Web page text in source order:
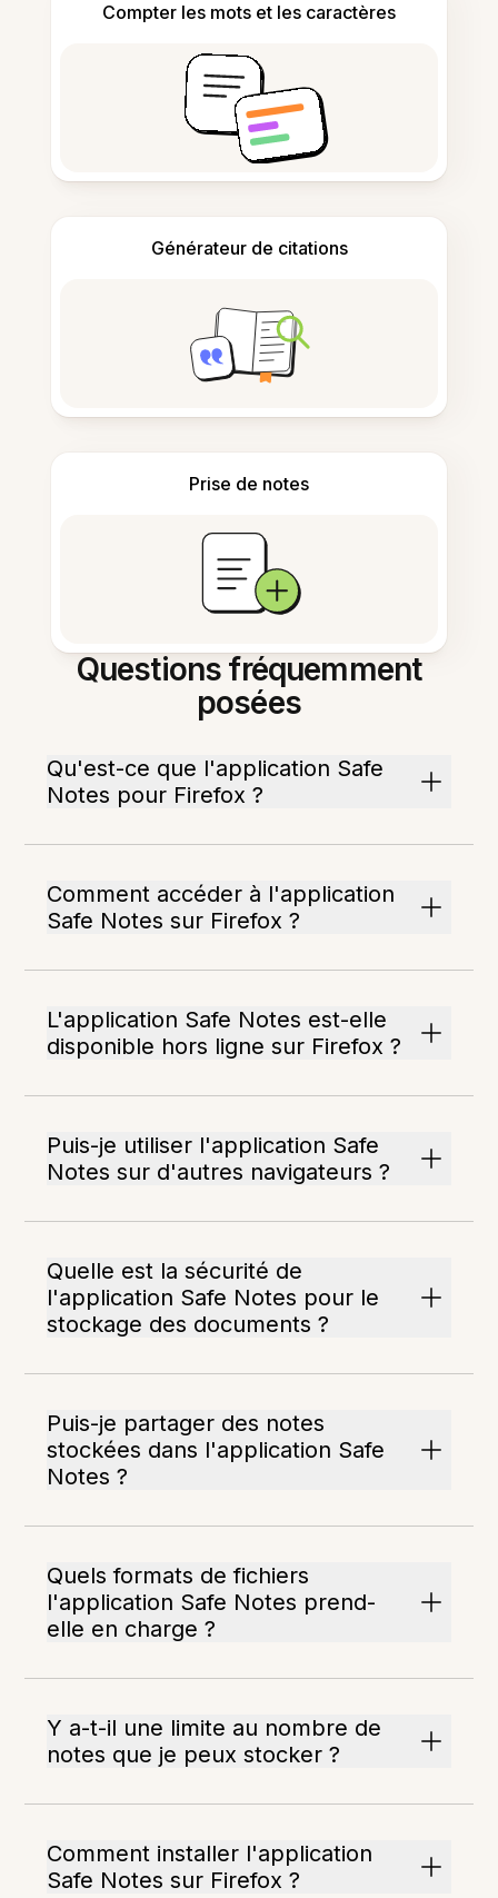
Compter les mots et les caractères
Générateur de citations
Prise de notes
Questions fréquemment
posées
Qu'est-ce que l'application Safe
Notes pour Firefox ?
Comment accéder à l'application
Safe Notes sur Firefox ?
L'application Safe Notes est-elle
disponible hors ligne sur Firefox ?
Puis-je utiliser l'application Safe
Notes sur d'autres navigateurs ?
Quelle est la sécurité de
l'application Safe Notes pour le
stockage des documents ?
Puis-je partager des notes
stockées dans l'application Safe
Notes ?
Quels formats de fichiers
l'application Safe Notes prend-
elle en charge ?
Y a-t-il une limite au nombre de
notes que je peux stocker ?
Comment installer l'application
Safe Notes sur Firefox ?